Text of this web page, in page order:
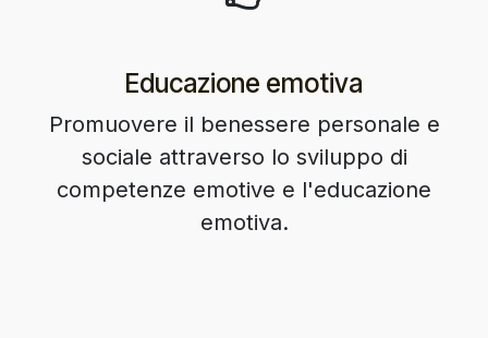
Educazione emotiva
Promuovere il benessere personale e
sociale attraverso lo sviluppo di
competenze emotive e l'educazione
emotiva.